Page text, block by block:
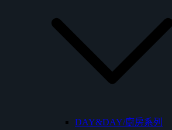
DAY&DAY/廚房系列